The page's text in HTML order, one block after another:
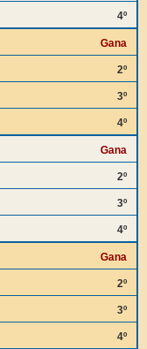
4º
Gana
2º
3º
4º
Gana
2º
3º
4º
Gana
2º
3º
4º